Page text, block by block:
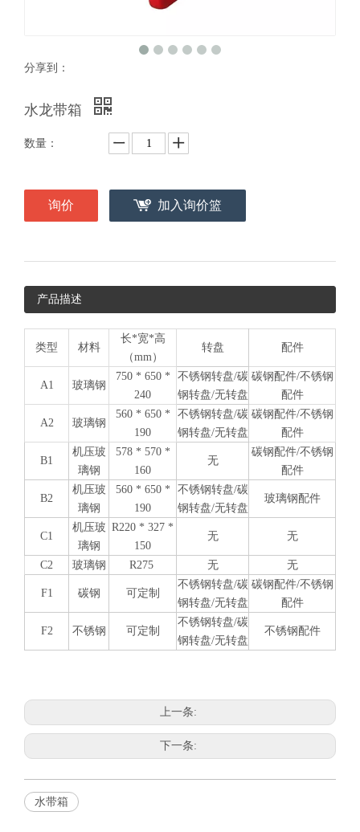
分享到：
水龙带箱
数量：
询价 加入询价篮
产品描述
类型 材料
长*宽*高
（mm）
转盘 配件
A1 玻璃钢
750 * 650 *
240
不锈钢转盘/碳
钢转盘/无转盘
碳钢配件/不锈钢
配件
A2 玻璃钢
560 * 650 *
190
不锈钢转盘/碳
钢转盘/无转盘
碳钢配件/不锈钢
配件
B1
机压玻
璃钢
578 * 570 *
160
无
碳钢配件/不锈钢
配件
B2
机压玻
璃钢
560 * 650 *
190
不锈钢转盘/碳
钢转盘/无转盘
玻璃钢配件
C1
机压玻
璃钢
R220 * 327 *
150
无 无
C2 玻璃钢 R275 无 无
F1 碳钢 可定制
不锈钢转盘/碳
钢转盘/无转盘
碳钢配件/不锈钢
配件
F2 不锈钢 可定制
不锈钢转盘/碳
钢转盘/无转盘
不锈钢配件
上一条:
下一条:
水带箱